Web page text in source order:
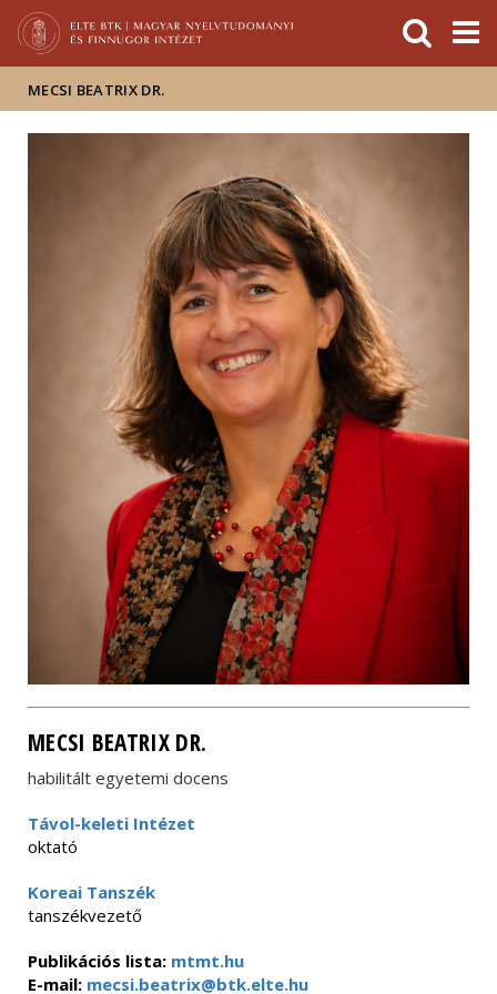
Hírek
Események
ELTE a
sajtóban
MECSI BEATRIX DR.
MECSI BEATRIX DR.
habilitált egyetemi docens
Távol-keleti Intézet
oktató
Koreai Tanszék
tanszékvezető
Publikációs lista: mtmt.hu
E-mail: mecsi.beatrix@btk.elte.hu